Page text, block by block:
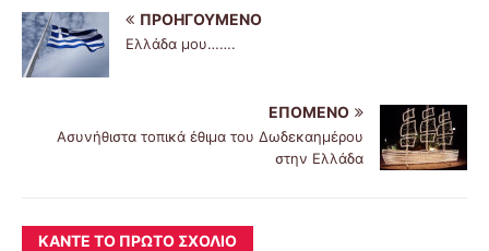
ΠΡΟΗΓΟΎΜΕΝΟ
Ελλάδα μου…….
ΕΠΌΜΕΝΟ
Ασυνήθιστα τοπικά έθιμα του Δωδεκαημέρου
στην Ελλάδα
ΚΆΝΤΕ ΤΟ ΠΡΏΤΟ ΣΧΌΛΙΟ